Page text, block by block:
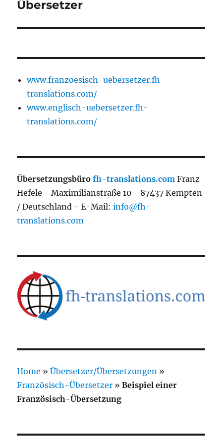
Beitrag:
Übersetzer
www.franzoesisch-uebersetzer.fh-
translations.com/
www.englisch-uebersetzer.fh-
translations.com/
Übersetzungsbürofh-translations.com Franz
Hefele - Maximilianstraße 10 - 87437 Kempten
/ Deutschland - E-Mail:info@fh-
translations.com
Home »Übersetzer/Übersetzungen »
Französisch-Übersetzer »Beispiel einer
Französisch-Übersetzung